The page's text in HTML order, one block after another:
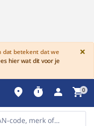
dat betekent dat we
hier wat dit voor je
×
place timer person shopping_cart0